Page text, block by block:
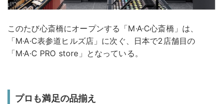
このたび心斎橋にオープンする「M·A·C心斎橋」は、
「M·A·C表参道ヒルズ店」に次ぐ、日本で2店舗目の
「M·A·C PRO store」となっている。
プロも満足の品揃え